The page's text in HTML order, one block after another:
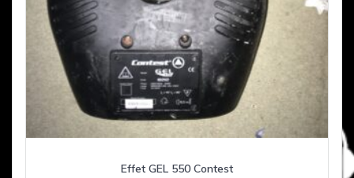
Effet GEL 550 Contest